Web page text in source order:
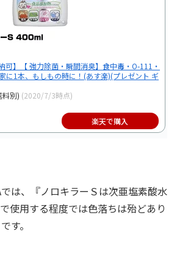
可】【 強力除菌・瞬間消臭】食中毒・O-111・
に1本、もしもの時に！(あす楽)(プレゼント ギ
別) (2020/7/3時点)
楽天で購入
は、『ノロキラーＳは次亜塩素酸水
使用する程度では色落ちは殆どあり
す。